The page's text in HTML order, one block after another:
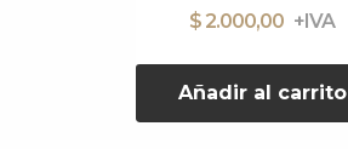
$ 2.000,00
Añadir al carrito